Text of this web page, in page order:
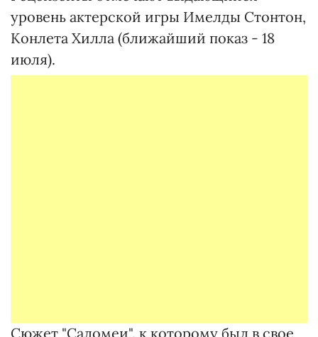
уровень актерской игры Имелды Стонтон,
Конлета Хилла (ближайший показ - 18
июля).
Сюжет "Саломеи", к которому был в свое